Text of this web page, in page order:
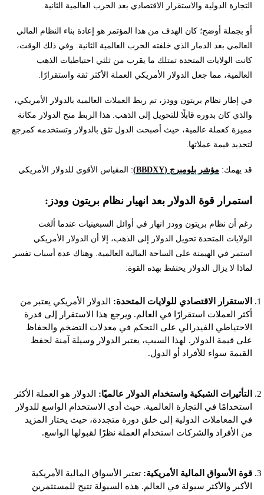
التجارة الدولية والاستقرار الاقتصادي بعد الحرب العالمية الثانية.
أو بجملة أوضح؛ كان الهدف من هذا المؤتمر هو إعادة بناء النظام المالي
العالمي بعد الدمار الذي خلفته الحرب العالمية الثانية. وفي ذلك الوقت،
كانت الولايات المتحدة تمتلك ما يقرب من ثلثي احتياطيات الذهب
العالمية، مما جعل الدولار الأمريكي العملة الأكثر ثقة واستقرارًا.
في إطار نظام بريتون وودز، تم ربط العملات العالمية بالدولار الأمريكي،
والذي كان بدوره قابلًا للتحويل إلى الذهب. هذا الربط منح الدولار مكانة
مميزة كعملة عالمية، حيث أصبحت الدول تثق بالدولار وتستخدمه كمرجع
لتحديد قيمة عملاتها.
قد يهمك: مؤشر بلومبرج (BBDXY) : المقياس الأقوى للدولار الأمريكي
استمرار قوة الدولار بعد انهيار نظام بريتون وودز:
رغم أن نظام بريتون وودز انهار في أوائل السبعينيات عندما ألغت
الولايات المتحدة تحويل الدولار إلى الذهب، إلا أن الدولار الأمريكي
استمر في الهيمنة على الساحة المالية العالمية. وهناك عدة أسباب تفسر
لماذا لا يزال الدولار يحتفظ بهذه القوة:
الاستقرار الاقتصادي للولايات المتحدة: الدولار الأمريكي يعتبر من
أكثر العملات استقرارًا في العالم. ويرجع هذا الاستقرار إلى قدرة
الاحتياطي الفيدرالي على التحكم في معدلات التضخم والحفاظ
على قيمة الدولار. لهذا السبب، يعتبر الدولار وسيلة آمنة لحفظ
القيمة سواء للأفراد أو الدول.
التأثيرات الشبكية واستخدام الدولار عالميًا: الدولار هو العملة الأكثر
استخدامًا في التجارة العالمية. حيث أدى الاستخدام الواسع للدولار
في المعاملات الدولية إلى خلق دورة متجددة، حيث يختار المزيد
من الأفراد والشركات استخدام العملة نظرًا لقبولها الواسع.
قوة الأسواق المالية الأمريكية: تعتبر الأسواق المالية الأمريكية
الأكبر والأكثر سيولة في العالم. هذه السيولة تتيح للمستثمرين